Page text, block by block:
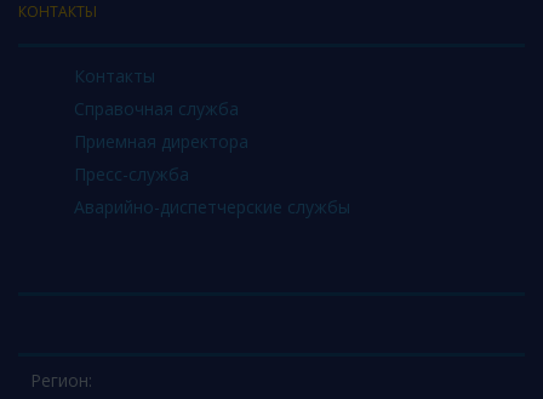
КОНТАКТЫ
Контакты
Справочная служба
Приемная директора
Пресс-служба
Аварийно-диспетчерские службы
Регион: